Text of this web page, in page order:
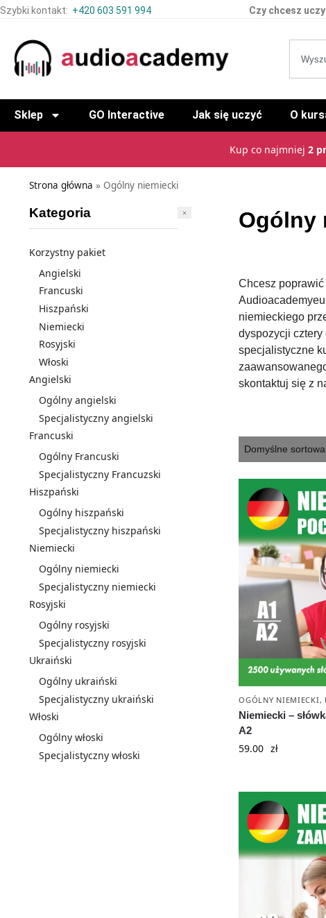
Szybki kontakt: +420 603 591 994 Czy chcesz
Sklep GO Interactive Jak się uczyć O
Kup co najmniej 2
Strona główna » Ogólny niemiecki
Ogólny
Chcesz
niemieckiego
dyspozycji
specjalistyczne
skontaktuj się z
OGÓLNY NIEMIECKI,
Niemiecki –
A2
59.00 zł
Kategoria
Korzystny pakiet
Angielski
Francuski
Hiszpański
Niemiecki
Rosyjski
Włoski
Angielski
Ogólny angielski
Specjalistyczny angielski
Francuski
Ogólny Francuski
Specjalistyczny Francuzski
Hiszpański
Ogólny hiszpański
Specjalistyczny hiszpański
Niemiecki
Ogólny niemiecki
Specjalistyczny niemiecki
Rosyjski
Ogólny rosyjski
Specjalistyczny rosyjski
Ukraiński
Ogólny ukraiński
Specjalistyczny ukraiński
Włoski
Ogólny włoski
Specjalistyczny włoski